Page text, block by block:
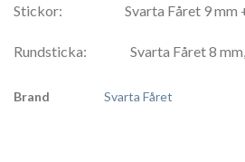
Stickor: Svarta Fåret 9 mm +
Rundsticka: Svarta Fåret 8 mm,
Brand Svarta Fåret